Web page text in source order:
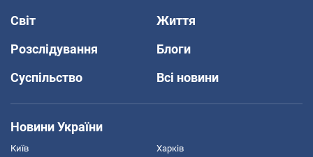
Світ
Життя
Розслідування
Блоги
Суспільство
Всі новини
Новини України
Київ Харків